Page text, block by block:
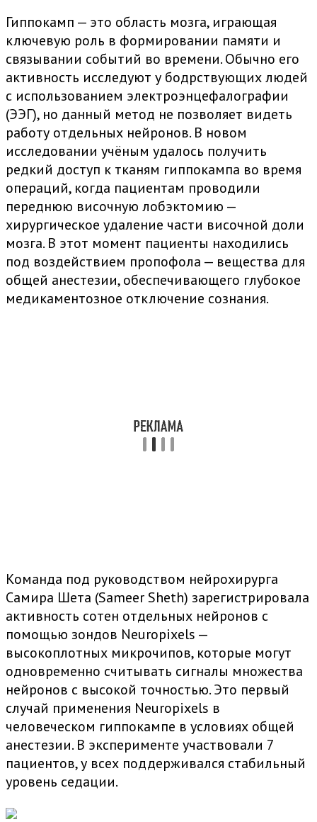
Гиппокамп — это область мозга, играющая
ключевую роль в формировании памяти и
связывании событий во времени. Обычно его
активность исследуют у бодрствующих людей
с использованием электроэнцефалографии
(ЭЭГ), но данный метод не позволяет видеть
работу отдельных нейронов. В новом
исследовании учёным удалось получить
редкий доступ к тканям гиппокампа во время
операций, когда пациентам проводили
переднюю височную лобэктомию —
хирургическое удаление части височной доли
мозга. В этот момент пациенты находились
под воздействием пропофола — вещества для
общей анестезии, обеспечивающего глубокое
медикаментозное отключение сознания.
Команда под руководством нейрохирурга
Самира Шета (Sameer Sheth) зарегистрировала
активность сотен отдельных нейронов с
помощью зондов Neuropixels —
высокоплотных микрочипов, которые могут
одновременно считывать сигналы множества
нейронов с высокой точностью. Это первый
случай применения Neuropixels в
человеческом гиппокампе в условиях общей
анестезии. В эксперименте участвовали 7
пациентов, у всех поддерживался стабильный
уровень седации.